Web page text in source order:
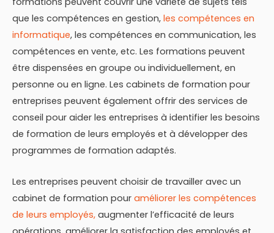
que les compétences en gestion, les compétences en
informatique, les compétences en communication, les
compétences en vente, etc. Les formations peuvent
être dispensées en groupe ou individuellement, en
personne ou en ligne. Les cabinets de formation pour
entreprises peuvent également offrir des services de
conseil pour aider les entreprises à identifier les besoins
de formation de leurs employés et à développer des
programmes de formation adaptés.
Les entreprises peuvent choisir de travailler avec un
cabinet de formation pour améliorer les compétences
de leurs employés, augmenter l’efficacité de leurs